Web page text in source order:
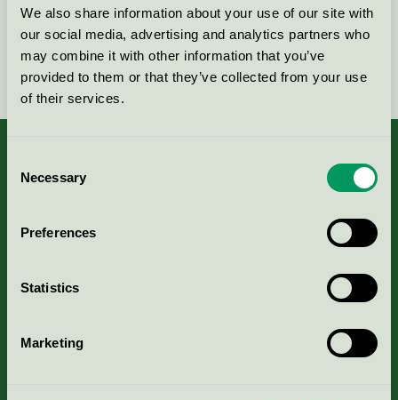
We also share information about your use of our site with
our social media, advertising and analytics partners who
may combine it with other information that you’ve
provided to them or that they’ve collected from your use
of their services.
Selection
Necessary
Preferences
Statistics
Marketing
Fortsätt
Portal för massa, papper & tryckerier